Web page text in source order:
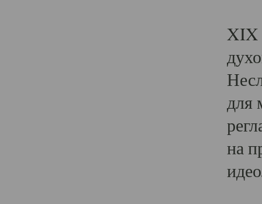
XIX
для
на